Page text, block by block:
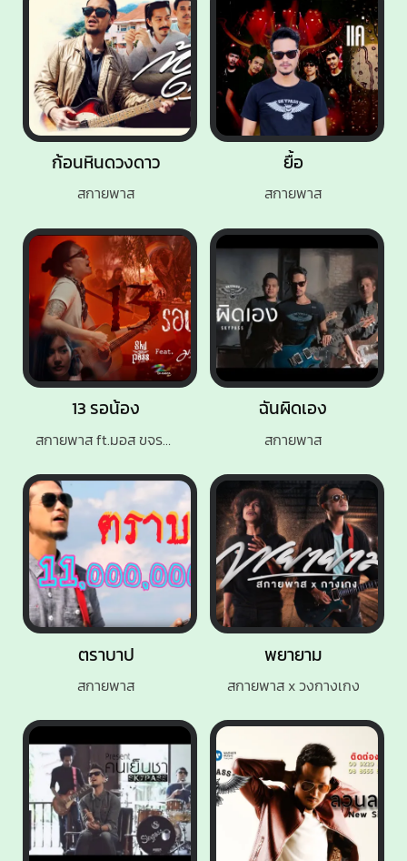
ตราบาป
สกายพาส
13 รอน้อง
สกายพาส ft.มอส ขจรจารุกุล
ยื้อ
สกายพาส
ฉันผิดเอง
สกายพาส
พยายาม
สกายพาส x วงกางเกง
ก้อนหินดวงดาว
สกายพาส